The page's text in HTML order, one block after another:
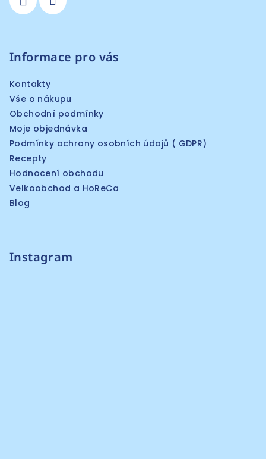
Informace pro vás
Kontakty
Vše o nákupu
Obchodní podmínky
Moje objednávka
Podmínky ochrany osobních údajů ( GDPR)
Recepty
Hodnocení obchodu
Velkoobchod a HoReCa
Blog
Instagram